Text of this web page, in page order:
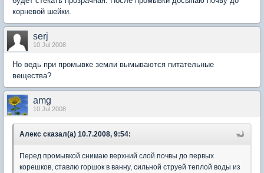
корневой шейки.
serj
10 Jul 2008
Но ведь при промывке земли вымываются питательные
вещества?
amg
10 Jul 2008
Aлекc сказал(а) 10.7.2008, 9:54:
Перед промывкой снимаю верхний слой почвы до первых
корешков, ставлю горшок в ванну, сильной струей теплой воды из